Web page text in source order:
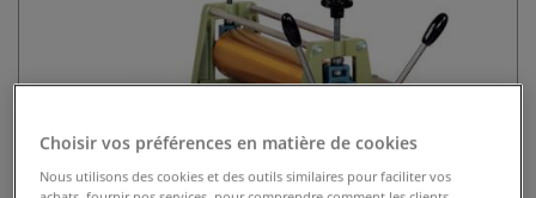
Choisir vos préférences en matière de cookies
Nous utilisons des cookies et des outils similaires pour faciliter vos